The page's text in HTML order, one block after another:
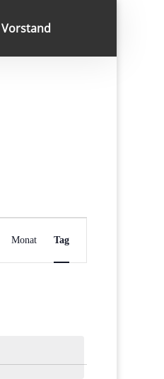
Vorstand
Veranstaltung
Ansichten-
Navigation
Monat Tag